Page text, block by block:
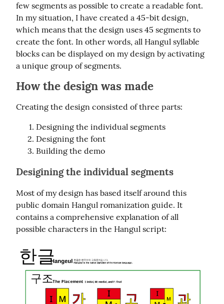
few segments as possible to create a readable font.
In my situation, I have created a 45-bit design,
which means that the design uses 45 segments to
create the font. In other words, all Hangul syllable
blocks can be displayed on my design by activating
a unique group of segments.
How the design was made
Creating the design consisted of three parts:
Designing the individual segments
Designing the font
Building the demo
Desigining the individual segments
Most of my design has based itself around this
public domain Hangul romanization guide. It
contains a comprehensive explanation of all
possible characters in the Hangul script: